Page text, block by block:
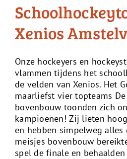
Xenios
Onze hockeyers en
vlammen tijdens het
de velden van Xenios. Het
maarliefst vier topteams
bovenbouw toonden zich
kampioenen! Zij lieten
en hebben simpelweg alles
meisjes bovenbouw
spel de finale en